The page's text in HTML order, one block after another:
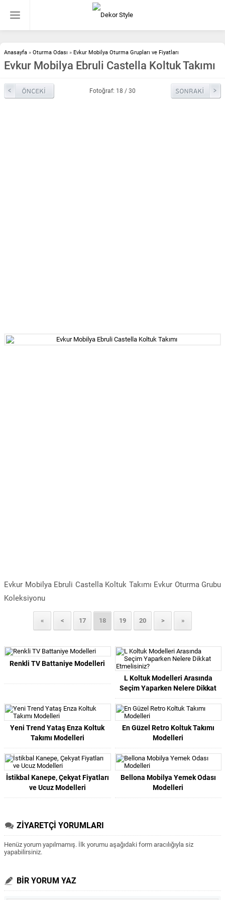
Anasayfa » Oturma Odası » Evkur Mobilya Oturma Grupları ve Fiyatları
Evkur Mobilya Ebruli Castella Koltuk Takımı
Fotoğraf: 18 / 30
Evkur Mobilya Ebruli Castella Koltuk Takımı Evkur Oturma Grubu
Koleksiyonu
« < 17 18 19 20 > »
Renkli TV Battaniye Modelleri
L Koltuk Modelleri Arasında
Seçim Yaparken Nelere Dikkat
Etmelisiniz?
Yeni Trend Yataş Enza Koltuk
Takımı Modelleri
En Güzel Retro Koltuk Takımı
Modelleri
İstikbal Kanepe, Çekyat Fiyatları
ve Ucuz Modelleri
Bellona Mobilya Yemek Odası
Modelleri
ZİYARETÇİ YORUMLARI
Henüz yorum yapılmamış. İlk yorumu aşağıdaki form aracılığıyla siz
yapabilirsiniz.
BİR YORUM YAZ